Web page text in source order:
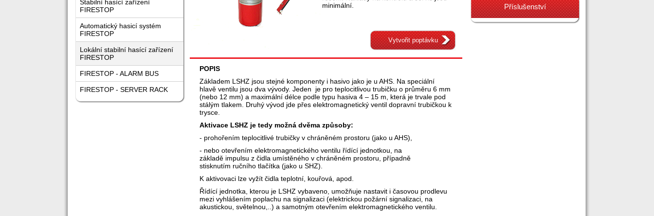
Stabilní hasící zařízení
FIRESTOP
Automatický hasicí systém
FIRESTOP
Lokální stabilní hasící zařízení
FIRESTOP
FIRESTOP - ALARM BUS
FIRESTOP - SERVER RACK
minimální.
Vytvořit poptávku
POPIS
Základem LSHZ jsou stejné komponenty i hasivo jako je u AHS. Na speciální
hlavě ventilu jsou dva vývody. Jeden je pro teplocitlivou trubičku o průměru 6 mm
(nebo 12 mm) a maximální délce podle typu hasiva 4 – 15 m, která je trvale pod
stálým tlakem. Druhý vývod jde přes elektromagnetický ventil dopravní trubičkou k
trysce.
Aktivace LSHZ je tedy možná dvěma způsoby:
- prohořením teplocitlivé trubičky v chráněném prostoru (jako u AHS),
- nebo otevřením elektromagnetického ventilu řídící jednotkou, na
základě impulsu z čidla umístěného v chráněném prostoru, případně
stisknutím ručního tlačítka (jako u SHZ).
K aktivovaci lze vyžít čidla teplotní, kouřová, apod.
Řídící jednotka, kterou je LSHZ vybaveno, umožňuje nastavit i časovou prodlevu
mezi vyhlášením poplachu na signalizaci (elektrickou požární signalizaci, na
akustickou, světelnou,..) a samotným otevřením elektromagnetického ventilu.
Příslušenství